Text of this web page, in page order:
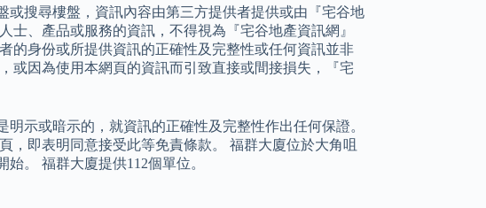
或搜尋樓盤，資訊內容由第三方提供者提供或由『宅谷地
、產品或服務的資訊，不得視為『宅谷地產資訊網』
的身份或所提供資訊的正確性及完整性或任何資訊並非
或因為使用本網頁的資訊而引致直接或間接損失，『宅
示或暗示的，就資訊的正確性及完整性作出任何保證。
，即表明同意接受此等免責條款。 福群大廈位於大角咀
。 福群大廈提供112個單位。